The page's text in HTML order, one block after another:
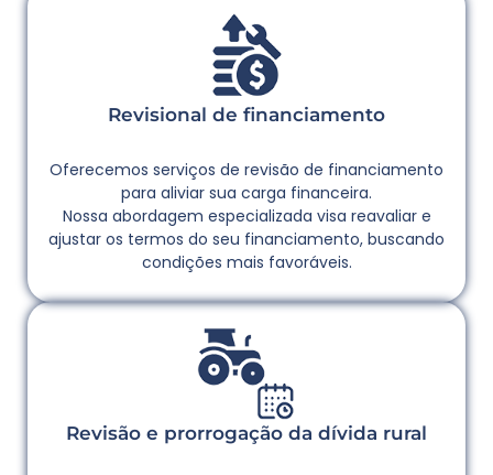
Revisional de financiamento
Oferecemos serviços de revisão de financiamento
para aliviar sua carga financeira.
Nossa abordagem especializada visa reavaliar e
ajustar os termos do seu financiamento, buscando
condições mais favoráveis.
Revisão e prorrogação da dívida rural